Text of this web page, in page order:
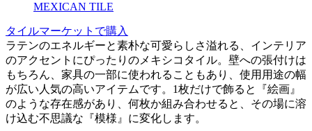
MEXICAN TILE
タイルマーケットで購入
ラテンのエネルギーと素朴な可愛らしさ溢れる、インテリア
のアクセントにぴったりのメキシコタイル。壁への張付けは
もちろん、家具の一部に使われることもあり、使用用途の幅
が広い人気の高いアイテムです。1枚だけで飾ると『絵画』
のような存在感があり、何枚か組み合わせると、その場に溶
け込む不思議な『模様』に変化します。